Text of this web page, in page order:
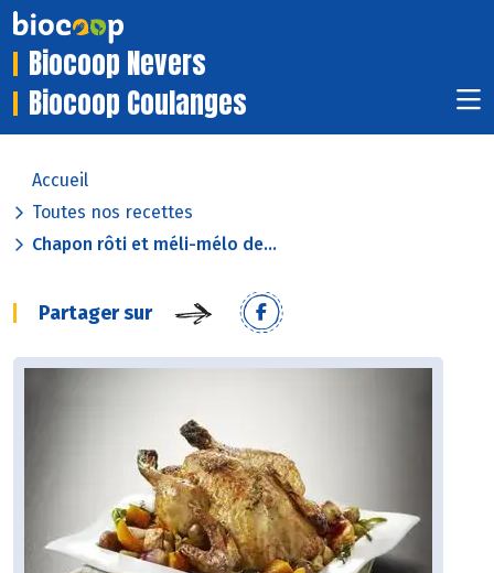
Biocoop Nevers
Biocoop Coulanges
Accueil
Toutes nos recettes
Chapon rôti et méli-mélo de...
Partager sur